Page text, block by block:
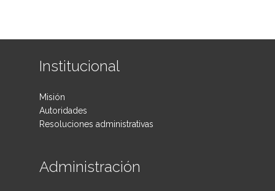
Institucional
Misión
Autoridades
Resoluciones administrativas
Administración